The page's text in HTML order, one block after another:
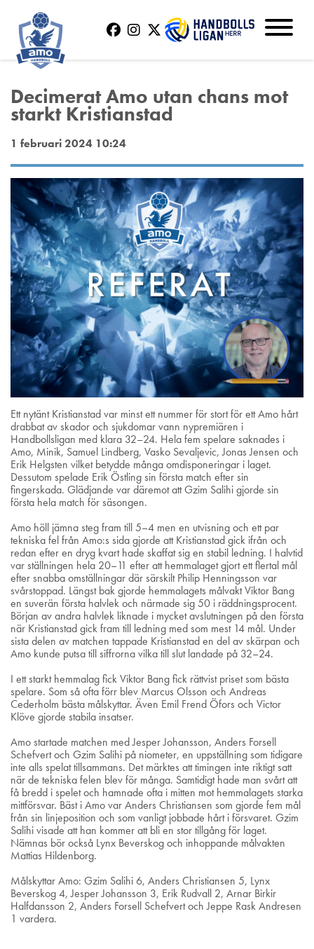
Decimerat Amo utan chans mot
starkt Kristianstad
1 februari 2024 10:24
Ett nytänt Kristianstad var minst ett nummer för stort för ett Amo hårt
drabbat av skador och sjukdomar vann nypremiären i
Handbollsligan med klara 32–24. Hela fem spelare saknades i
Amo, Minik, Samuel Lindberg, Vasko Sevaljevic, Jonas Jensen och
Erik Helgsten vilket betydde många omdisponeringar i laget.
Dessutom spelade Erik Östling sin första match efter sin
fingerskada. Glädjande var däremot att Gzim Salihi gjorde sin
första hela match för säsongen.
Amo höll jämna steg fram till 5–4 men en utvisning och ett par
tekniska fel från Amo:s sida gjorde att Kristianstad gick ifrån och
redan efter en dryg kvart hade skaffat sig en stabil ledning. I halvtid
var ställningen hela 20–11 efter att hemmalaget gjort ett flertal mål
efter snabba omställningar där särskilt Philip Henningsson var
svårstoppad. Längst bak gjorde hemmalagets målvakt Viktor Bang
en suverän första halvlek och närmade sig 50 i räddningsprocent.
Början av andra halvlek liknade i mycket avslutningen på den första
när Kristianstad gick fram till ledning med som mest 14 mål. Under
sista delen av matchen tappade Kristianstad en del av skärpan och
Amo kunde putsa till siffrorna vilka till slut landade på 32–24.
I ett starkt hemmalag fick Viktor Bang fick rättvist priset som bästa
spelare. Som så ofta förr blev Marcus Olsson och Andreas
Cederholm bästa målskyttar. Även Emil Frend Öfors och Victor
Klöve gjorde stabila insatser.
Amo startade matchen med Jesper Johansson, Anders Forsell
Schefvert och Gzim Salihi på niometer, en uppställning som tidigare
inte alls spelat tillsammans. Det märktes att timingen inte riktigt satt
när de tekniska felen blev för många. Samtidigt hade man svårt att
få bredd i spelet och hamnade ofta i mitten mot hemmalagets starka
mittförsvar. Bäst i Amo var Anders Christiansen som gjorde fem mål
från sin linjeposition och som vanligt jobbade hårt i försvaret. Gzim
Salihi visade att han kommer att bli en stor tillgång för laget.
Nämnas bör också Lynx Beverskog och inhoppande målvakten
Mattias Hildenborg.
Målskyttar Amo: Gzim Salihi 6, Anders Christiansen 5, Lynx
Beverskog 4, Jesper Johansson 3, Erik Rudvall 2, Arnar Birkir
Halfdansson 2, Anders Forsell Schefvert och Jeppe Rask Andresen
1 vardera.